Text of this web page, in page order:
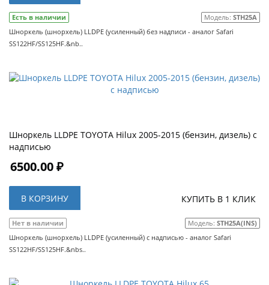
Есть в наличии Модель: STH25A
Шноркель (шнорхель) LLDPE (усиленный) без надписи - аналог Safari
SS122HF/SS125HF.&nb..
Шноркель LLDPE TOYOTA Hilux 2005-2015 (бензин, дизель) с
надписью
6500.00 ₽
В КОРЗИНУ КУПИТЬ В 1 КЛИК
Нет в наличии Модель: STH25A(INS)
Шноркель (шнорхель) LLDPE (усиленный) с надписью - аналог Safari
SS122HF/SS125HF.&nbs..